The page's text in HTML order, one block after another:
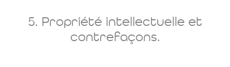
5. Propriété intellectuelle et
contrefaçons.